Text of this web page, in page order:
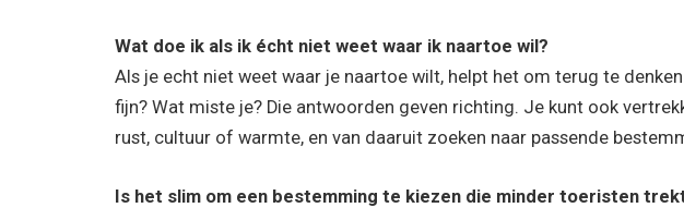
Wat doe ik als ik écht niet weet waar ik naartoe wil?
Als je echt niet weet waar je naartoe wilt, helpt het om terug te
fijn? Wat miste je? Die antwoorden geven richting. Je kunt ook
rust, cultuur of warmte, en van daaruit zoeken naar passende
Is het slim om een bestemming te kiezen die minder toeristen